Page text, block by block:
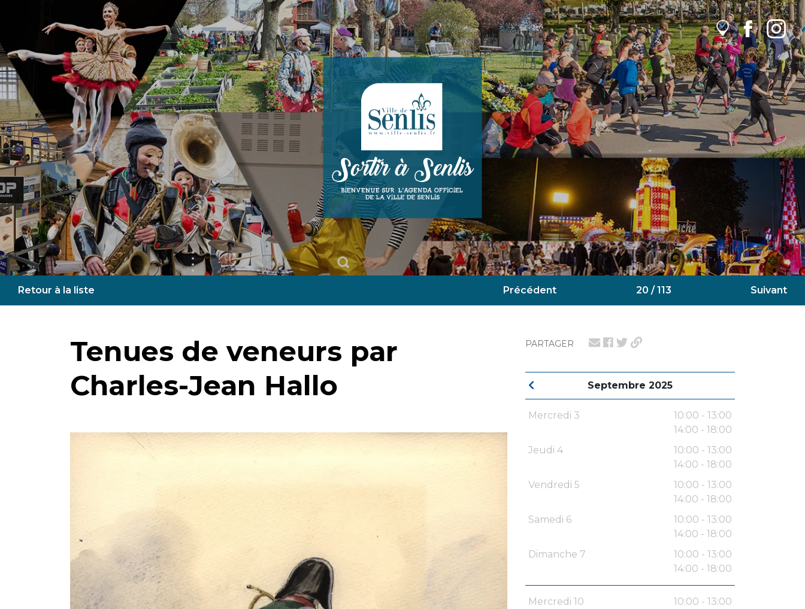
Retour à la liste Précédent 20 / 113 Suivant
PARTAGER
Septembre 2025
Mercredi 3
10:00 - 13:00
14:00 - 18:00
Jeudi 4
10:00 - 13:00
14:00 - 18:00
Vendredi 5
10:00 - 13:00
14:00 - 18:00
Samedi 6
10:00 - 13:00
14:00 - 18:00
Dimanche 7
10:00 - 13:00
14:00 - 18:00
Mercredi 10
10:00 - 13:00
Tenues de veneurs par
Charles-Jean Hallo